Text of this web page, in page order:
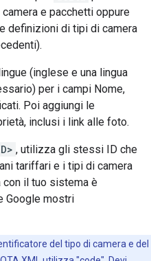
e pacchetti oppure
definizioni di tipi di camera
(inglese e una lingua
per i campi Nome,
Poi aggiungi le
inclusi i link alle foto.
, utilizza gli stessi ID che
tariffari e i tipi di camera
con il tuo sistema è
Google mostri
del tipo di camera e del